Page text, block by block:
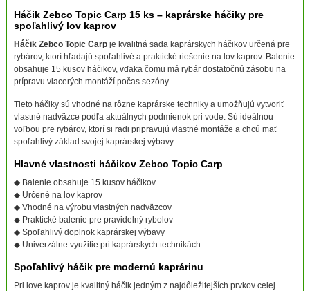
Háčik Zebco Topic Carp 15 ks – kaprárske háčiky pre
spoľahlivý lov kaprov
Háčik Zebco Topic Carpje kvalitná sada kaprárskych háčikov určená pre
rybárov, ktorí hľadajú spoľahlivé a praktické riešenie na lov kaprov. Balenie
obsahuje 15 kusov háčikov, vďaka čomu má rybár dostatočnú zásobu na
prípravu viacerých montáží počas sezóny.
Tieto háčiky sú vhodné na rôzne kaprárske techniky a umožňujú vytvoriť
vlastné nadväzce podľa aktuálnych podmienok pri vode. Sú ideálnou
voľbou pre rybárov, ktorí si radi pripravujú vlastné montáže a chcú mať
spoľahlivý základ svojej kaprárskej výbavy.
Hlavné vlastnosti háčikov Zebco Topic Carp
◆ Balenie obsahuje 15 kusov háčikov
◆ Určené na lov kaprov
◆ Vhodné na výrobu vlastných nadväzcov
◆ Praktické balenie pre pravidelný rybolov
◆ Spoľahlivý doplnok kaprárskej výbavy
◆ Univerzálne využitie pri kaprárskych technikách
Spoľahlivý háčik pre modernú kaprárinu
Pri love kaprov je kvalitný háčik jedným z najdôležitejších prvkov celej